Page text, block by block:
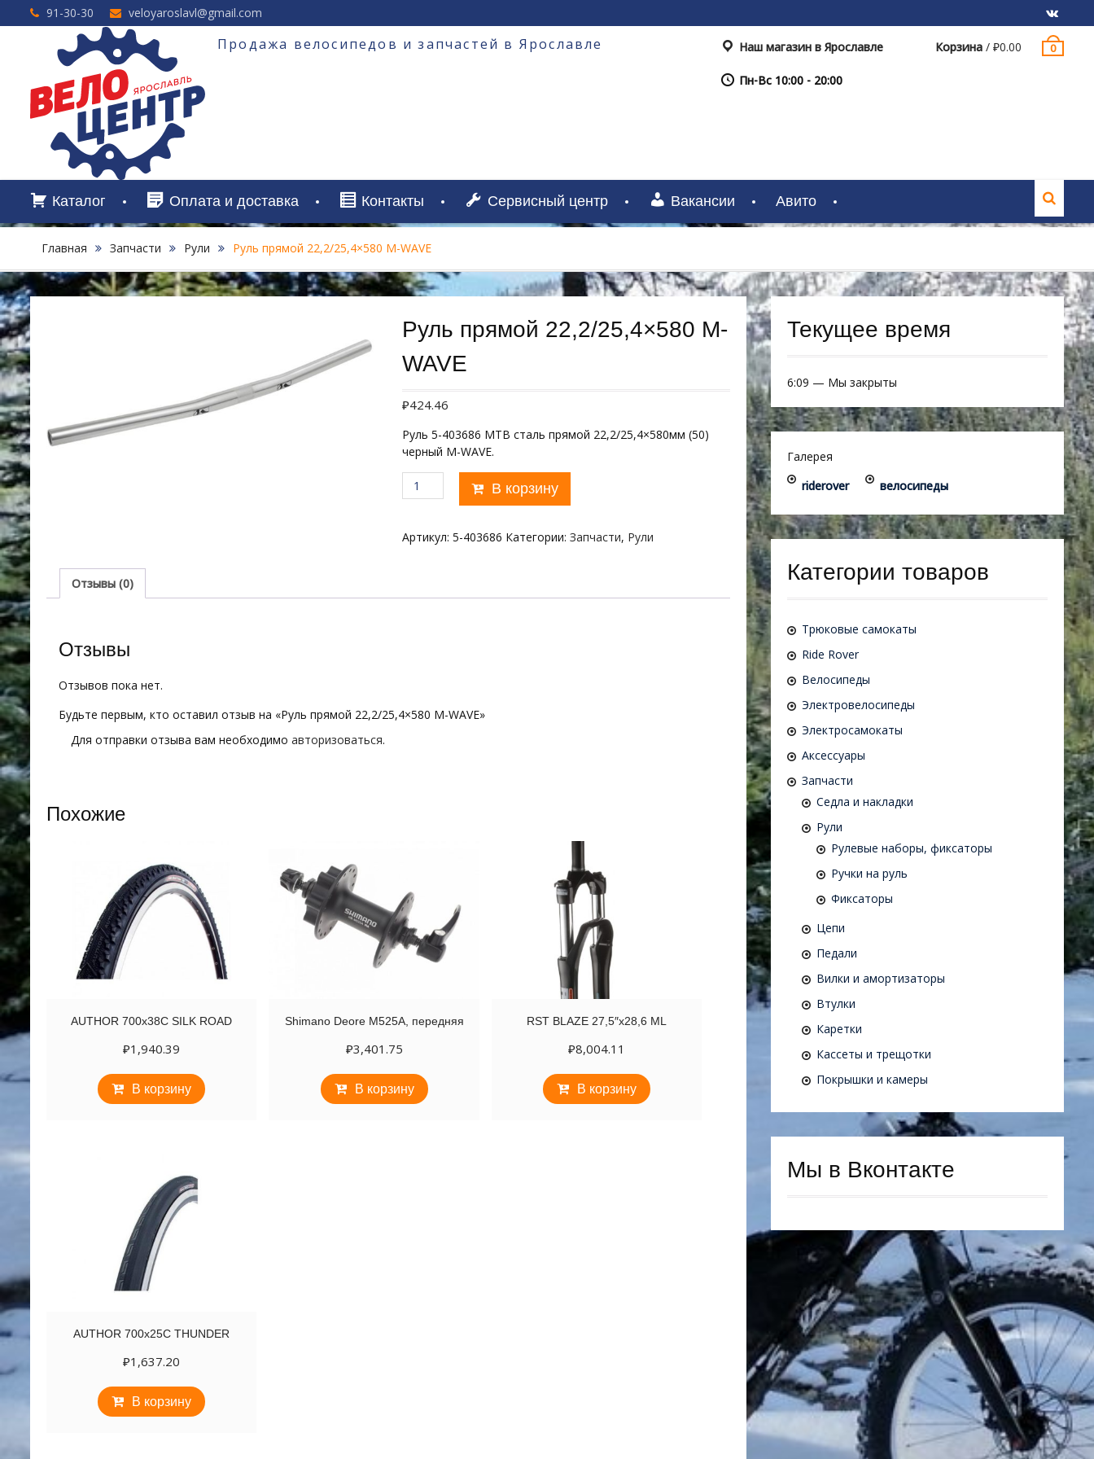
Перейти
к
91-30-30 veloyaroslavl@gmail.com
VK
Продажа велосипедов и запчастей в Ярославле Корзина / ₽0.00 0
Наш магазин в Ярославле
Пн-Вс 10:00 - 20:00
Каталог Оплата и доставка Контакты Сервисный центр Вакансии Авито
Главная Запчасти Рули Руль прямой 22,2/25,4×580 M-WAVE
Руль прямой 22,2/25,4×580 M-
WAVE
₽424.46
Руль 5-403686 МТВ сталь прямой 22,2/25,4×580мм (50)
черный M-WAVE.
Количество
товара
прямой
22,2/25,4x580
В корзину
Артикул: 5-403686 Категории: Запчасти, Рули
Отзывы (0)
Отзывы
Отзывов пока нет.
Будьте первым, кто оставил отзыв на «Руль прямой 22,2/25,4×580 M-WAVE»
Для отправки отзыва вам необходимо авторизоваться.
Похожие
AUTHOR 700х38C SILK ROAD
₽1,940.39
В корзину
Shimano Deore M525A, передняя
₽3,401.75
В корзину
RST BLAZE 27,5″х28,6 ML
₽8,004.11
В корзину
AUTHOR 700х25C THUNDER
₽1,637.20
В корзину
Текущее время
6:09 — Мы закрыты
Галерея
riderover
велосипеды
Категории товаров
Трюковые самокаты
Ride Rover
Велосипеды
Электровелосипеды
Электросамокаты
Аксессуары
Запчасти
Седла и накладки
Рули
Рулевые наборы, фиксаторы
Ручки на руль
Фиксаторы
Цепи
Педали
Вилки и амортизаторы
Втулки
Каретки
Кассеты и трещотки
Покрышки и камеры
Мы в Вконтакте